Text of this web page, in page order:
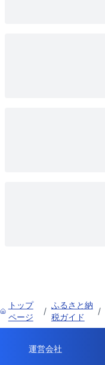
トップ
ページ
/
ふるさと納
税ガイド
/
運営会社